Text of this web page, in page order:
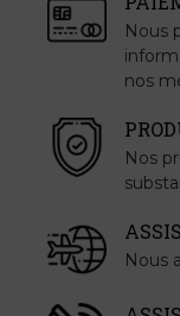
Nous
nos
Nos
Nous